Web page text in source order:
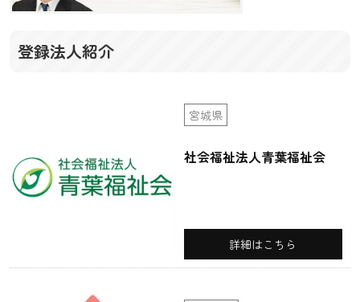
登録法人紹介
宮城県
社会福祉法人青葉福祉会
詳細はこちら